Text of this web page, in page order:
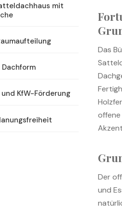
mit
KfW-Förderung
Das
offene
Der
und